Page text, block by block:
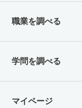
職業を調べる
学問を調べる
マイページ